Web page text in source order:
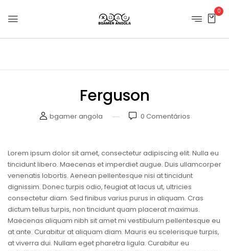
0
Ferguson
bgamer angola 0 Comentários
Lorem ipsum dolor sit amet, consectetur adipiscing elit. Nulla eu
tincidunt libero. Maecenas et imperdiet augue. Duis ullamcorper
venenatis lobortis. Aenean pellentesque nisi at tincidunt
dignissim. Donec turpis odio, feugiat at lacus ut, ultricies
consectetur diam. Sed finibus varius purus in aliquam. Cras
dictum tellus turpis, non tincidunt quam placerat maximus.
Maecenas aliquam nibh sit amet mi vestibulum pellentesque eu
at ante. Curabitur at aliquam diam. Mauris eu scelerisque turpis,
at viverra dui. Nullam eget pharetra ligula. Curabitur eu